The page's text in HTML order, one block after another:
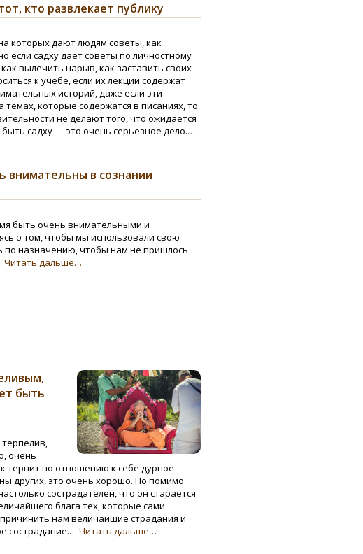
кто развлекает публику
которых дают людям советы, как
если садху дает советы по личностному
вылечить нарыв, как заставить своих
к учебе, если их лекции содержат
историй, даже если эти
темах, которые содержатся в писаниях, то
не делают того, что ожидается
быть садху — это очень серьезное дело.…
в сознании
быть очень внимательными и
о том, чтобы мы использовали свою
по назначению, чтобы нам не пришлось
Читать дальше…
быть
терпелив,
очень
терпит по отношению к себе дурное
других, это очень хорошо. Но помимо
сострадателен, что он старается
блага тех, которые сами
нам величайшие страдания и
сострадание.… Читать дальше…